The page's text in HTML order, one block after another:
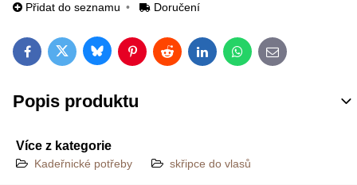
Přidat do seznamu Doručení
FacebookTwitterBlueskyPinterestRedditLinkedInWhatsApp
E-mail
Popis produktu
Více z kategorie
Kadeřnické potřeby skřipce do vlasů